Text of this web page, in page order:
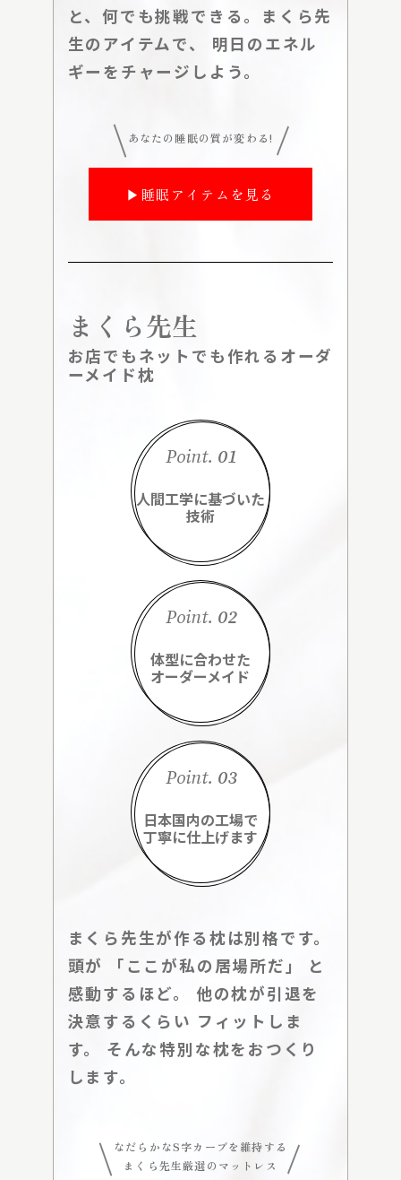
と、何でも挑戦できる。まくら先
生のアイテムで、 明日のエネル
ギーをチャージしよう。
あなたの睡眠の質が変わる!
▶睡眠アイテムを見る
まくら先生
お店でもネットでも作れるオーダ
ーメイド枕
Point. 01
人間工学に基づいた
技術
Point. 02
体型に合わせた
オーダーメイド
Point. 03
日本国内の工場で
丁寧に仕上げます
まくら先生が作る枕は別格です。
頭が 「ここが私の居場所だ」 と
感動するほど。 他の枕が引退を
決意するくらい フィットしま
す。 そんな特別な枕をおつくり
します。
なだらかなS字カーブを維持する
まくら先生厳選のマットレス